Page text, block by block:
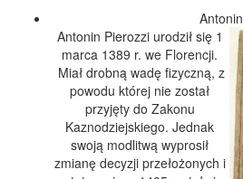
Antonin
Antonin Pierozzi urodził się 1
marca 1389 r. we Florencji.
Miał drobną wadę fizyczną, z
powodu której nie został
przyjęty do Zakonu
Kaznodziejskiego. Jednak
swoją modlitwą wyprosił
zmianę decyzji przełożonych i